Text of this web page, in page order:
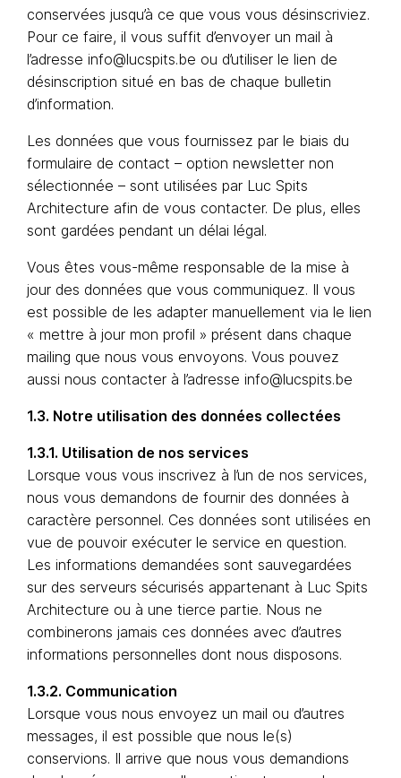
conservées jusqu’à ce que vous vous désinscriviez.
Pour ce faire, il vous suffit d’envoyer un mail à
l’adresse info@lucspits.be ou d’utiliser le lien de
désinscription situé en bas de chaque bulletin
d’information.
Les données que vous fournissez par le biais du
formulaire de contact – option newsletter non
sélectionnée – sont utilisées par Luc Spits
Architecture afin de vous contacter. De plus, elles
sont gardées pendant un délai légal.
Vous êtes vous-même responsable de la mise à
jour des données que vous communiquez. Il vous
est possible de les adapter manuellement via le lien
« mettre à jour mon profil » présent dans chaque
mailing que nous vous envoyons. Vous pouvez
aussi nous contacter à l’adresse info@lucspits.be
1.3. Notre utilisation des données collectées
1.3.1. Utilisation de nos services
Lorsque vous vous inscrivez à l’un de nos services,
nous vous demandons de fournir des données à
caractère personnel. Ces données sont utilisées en
vue de pouvoir exécuter le service en question.
Les informations demandées sont sauvegardées
sur des serveurs sécurisés appartenant à Luc Spits
Architecture ou à une tierce partie. Nous ne
combinerons jamais ces données avec d’autres
informations personnelles dont nous disposons.
1.3.2. Communication
Lorsque vous nous envoyez un mail ou d’autres
messages, il est possible que nous le(s)
conservions. Il arrive que nous vous demandions